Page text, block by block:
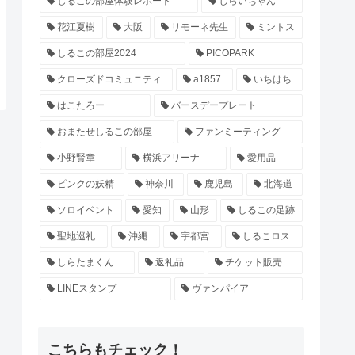
花江夏樹 大阪 リモーネ先生 ミントス
しるこの部屋2024 PICOPARK
クローズドコミュニティ a1857 いちはち
はこたろー バースデープレート
おまたせしるこの部屋 ファンミーティング
小野賢章 横浜アリーナ 愛用品
ピンクの妖精 神奈川 鹿児島 北海道
ソロイベント 愛知 山形 しるこの足跡
聖地巡礼 沖縄 宇都宮 しるこロス
しらたまくん 返礼品 チケット販売
LINEスタンプ ヴァンパイア
こちらもチェック！